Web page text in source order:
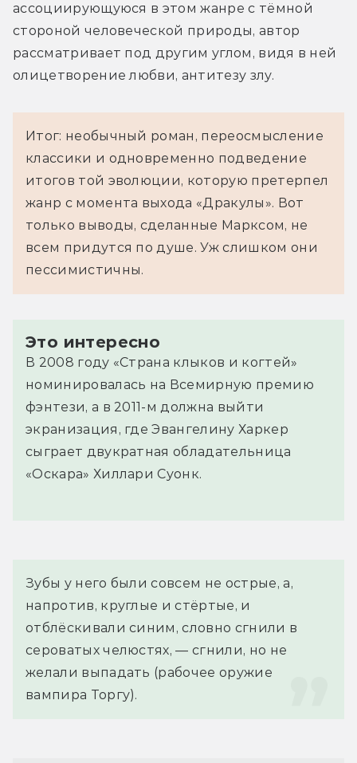
ассоциирующуюся в этом жанре с тёмной
стороной человеческой природы, автор
рассматривает под другим углом, видя в ней
олицетворение любви, антитезу злу.
Итог: необычный роман, переосмысление
классики и одновременно подведение
итогов той эволюции, которую претерпел
жанр с момента выхода «Дракулы». Вот
только выводы, сделанные Марксом, не
всем придутся по душе. Уж слишком они
пессимистичны.
Это интересно
В 2008 году «Страна клыков и когтей»
номинировалась на Всемирную премию
фэнтези, а в 2011-м должна выйти
экранизация, где Эвангелину Харкер
сыграет двукратная обладательница
«Оскара» Хиллари Суонк.
Зубы у него были совсем не острые, а,
напротив, круглые и стёртые, и
отблёскивали синим, словно сгнили в
сероватых челюстях, — сгнили, но не
желали выпадать (рабочее оружие
вампира Торгу).